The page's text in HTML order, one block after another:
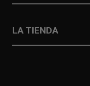
LA TIENDA